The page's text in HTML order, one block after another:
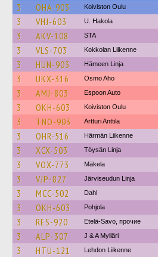
3 OHA-903 Koiviston Oulu
3 VHJ-603 U. Hakola
3 AKV-108 STA
3 VLS-703 Kokkolan Liikenne
3 HUN-903 Hämeen Linja
3 UKX-316 Osmo Aho
3 AMJ-803 Espoon Auto
3 OKH-603 Koiviston Oulu
3 TNO-903 Artturi Anttila
3 OHR-516 Härmän Liikenne
3 XCX-503 Töysän Linja
3 VOX-773 Mäkela
3 VJP-827 Järviseudun Linja
3 MCC-502 Dahl
3 OKH-603 Pohjola
3 RES-920 Etelä-Savo, прочие
3 ALP-307 J & A Mylläri
3 HTU-121 Lehdon Liikenne